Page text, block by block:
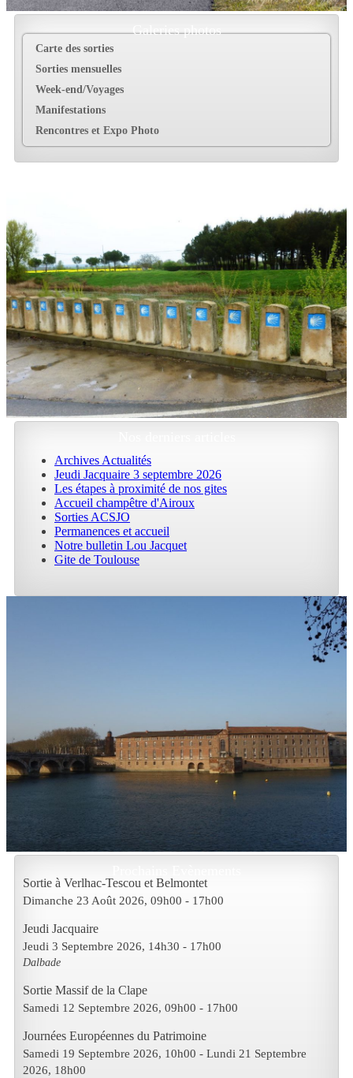
Galeries photos
Carte des sorties
Sorties mensuelles
Week-end/Voyages
Manifestations
Rencontres et Expo Photo
Archives Actualités
Jeudi Jacquaire 3 septembre 2026
Les étapes à proximité de nos gites
Accueil champêtre d'Airoux
Sorties ACSJO
Permanences et accueil
Notre bulletin Lou Jacquet
Gite de Toulouse
Sortie à Verlhac-Tescou et Belmontet
Dimanche 23 Août 2026, 09h00 - 17h00
Jeudi Jacquaire
Jeudi 3 Septembre 2026, 14h30 - 17h00
Dalbade
Sortie Massif de la Clape
Samedi 12 Septembre 2026, 09h00 - 17h00
Journées Européennes du Patrimoine
Samedi 19 Septembre 2026, 10h00 - Lundi 21 Septembre
2026, 18h00